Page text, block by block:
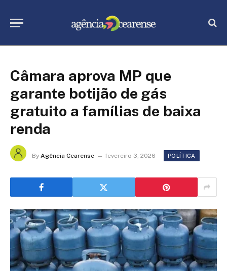
Câmara aprova MP que
garante botijão de gás
gratuito a famílias de baixa
renda
By Agência Cearense fevereiro 3, 2026 POLÍTICA